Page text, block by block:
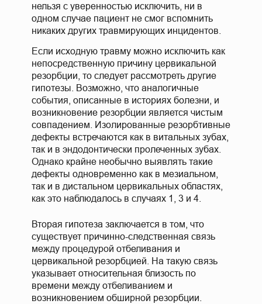
нельзя с уверенностью исключить, ни в
одном случае пациент не смог вспомнить
никаких других травмирующих инцидентов.
Если исходную травму можно исключить как
непосредственную причину цервикальной
резорбции, то следует рассмотреть другие
гипотезы. Возможно, что аналогичные
события, описанные в историях болезни, и
возникновение резорбции является чистым
совпадением. Изолированные резорбтивные
дефекты встречаются как в витальных зубах,
так и в эндодонтически пролеченных зубах.
Однако крайне необычно выявлять такие
дефекты одновременно как в мезиальном,
так и в дистальном цервикальных областях,
как это наблюдалось в случаях 1, 3 и 4.
Вторая гипотеза заключается в том, что
существует причинно-следственная связь
между процедурой отбеливания и
цервикальной резорбцией. На такую связь
указывает относительная близость по
времени между отбеливанием и
возникновением обширной резорбции.